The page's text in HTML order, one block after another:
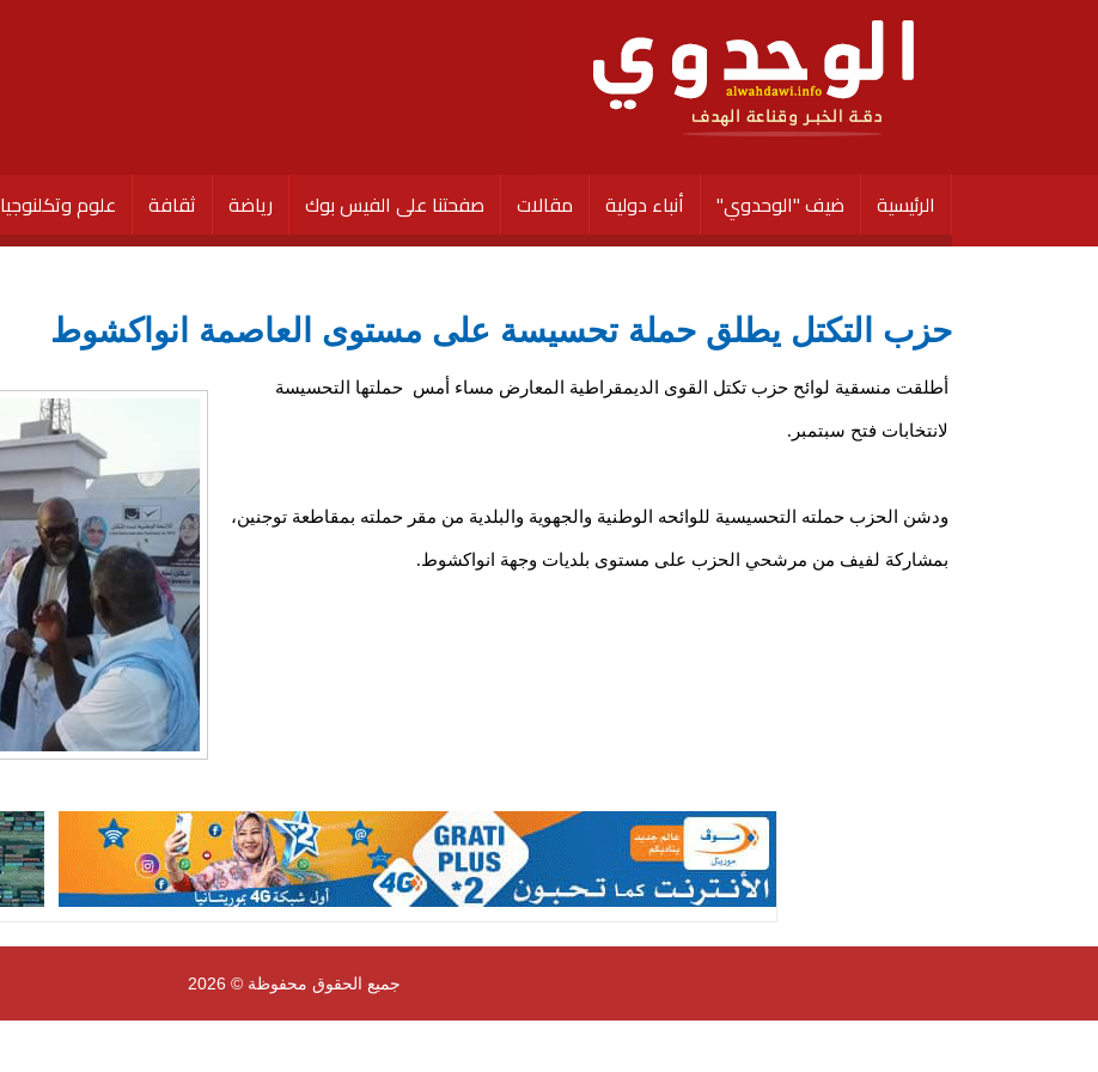
الرئيسية ضيف "الوحدوي" أنباء دولية مقالات صفحتنا على الفيس بوك رياضة ثقافة علوم وتكلنوجيا
حزب التكتل يطلق حملة تحسيسة على مستوى العاصمة انواكشوط
أطلقت منسقية لوائح حزب تكتل القوى الديمقراطية المعارض مساء أمس حملتها التحسيسة
لانتخابات فتح سبتمبر.
ودشن الحزب حملته التحسيسية للوائحه الوطنية والجهوية والبلدية من مقر حملته بمقاطعة توجنين،
بمشاركة لفيف من مرشحي الحزب على مستوى بلديات وجهة انواكشوط.
جميع الحقوق محفوظة © 2026